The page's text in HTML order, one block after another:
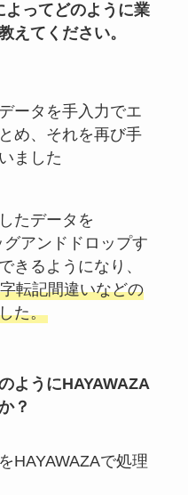
よってどのように業
えてください。
ータを手入力でエ
め、それを再び手
ました
たデータを
アンドドロップす
きるようになり、
転記間違いなどの
た。
ようにHAYAWAZA
？
HAYAWAZAで処理